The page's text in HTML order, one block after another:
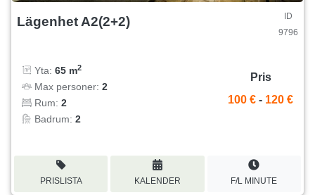
Lägenhet A2(2+2)
ID
9796
Yta: 65 m2
Max personer: 2
Rum: 2
Badrum: 2
Pris
100 € - 120 €
PRISLISTA KALENDER F/L MINUTE